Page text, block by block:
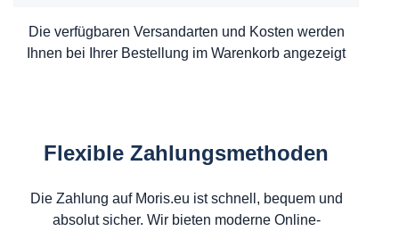
Die verfügbaren Versandarten und Kosten werden
Ihnen bei Ihrer Bestellung im Warenkorb angezeigt
Flexible Zahlungsmethoden
Die Zahlung auf Moris.eu ist schnell, bequem und
absolut sicher. Wir bieten moderne Online-